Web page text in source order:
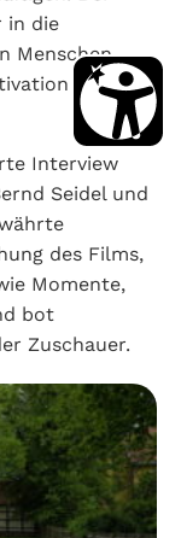
in die
Menschen
sich für
Interview
Seidel und
des Films,
Momente,
bot
Zuschauer.